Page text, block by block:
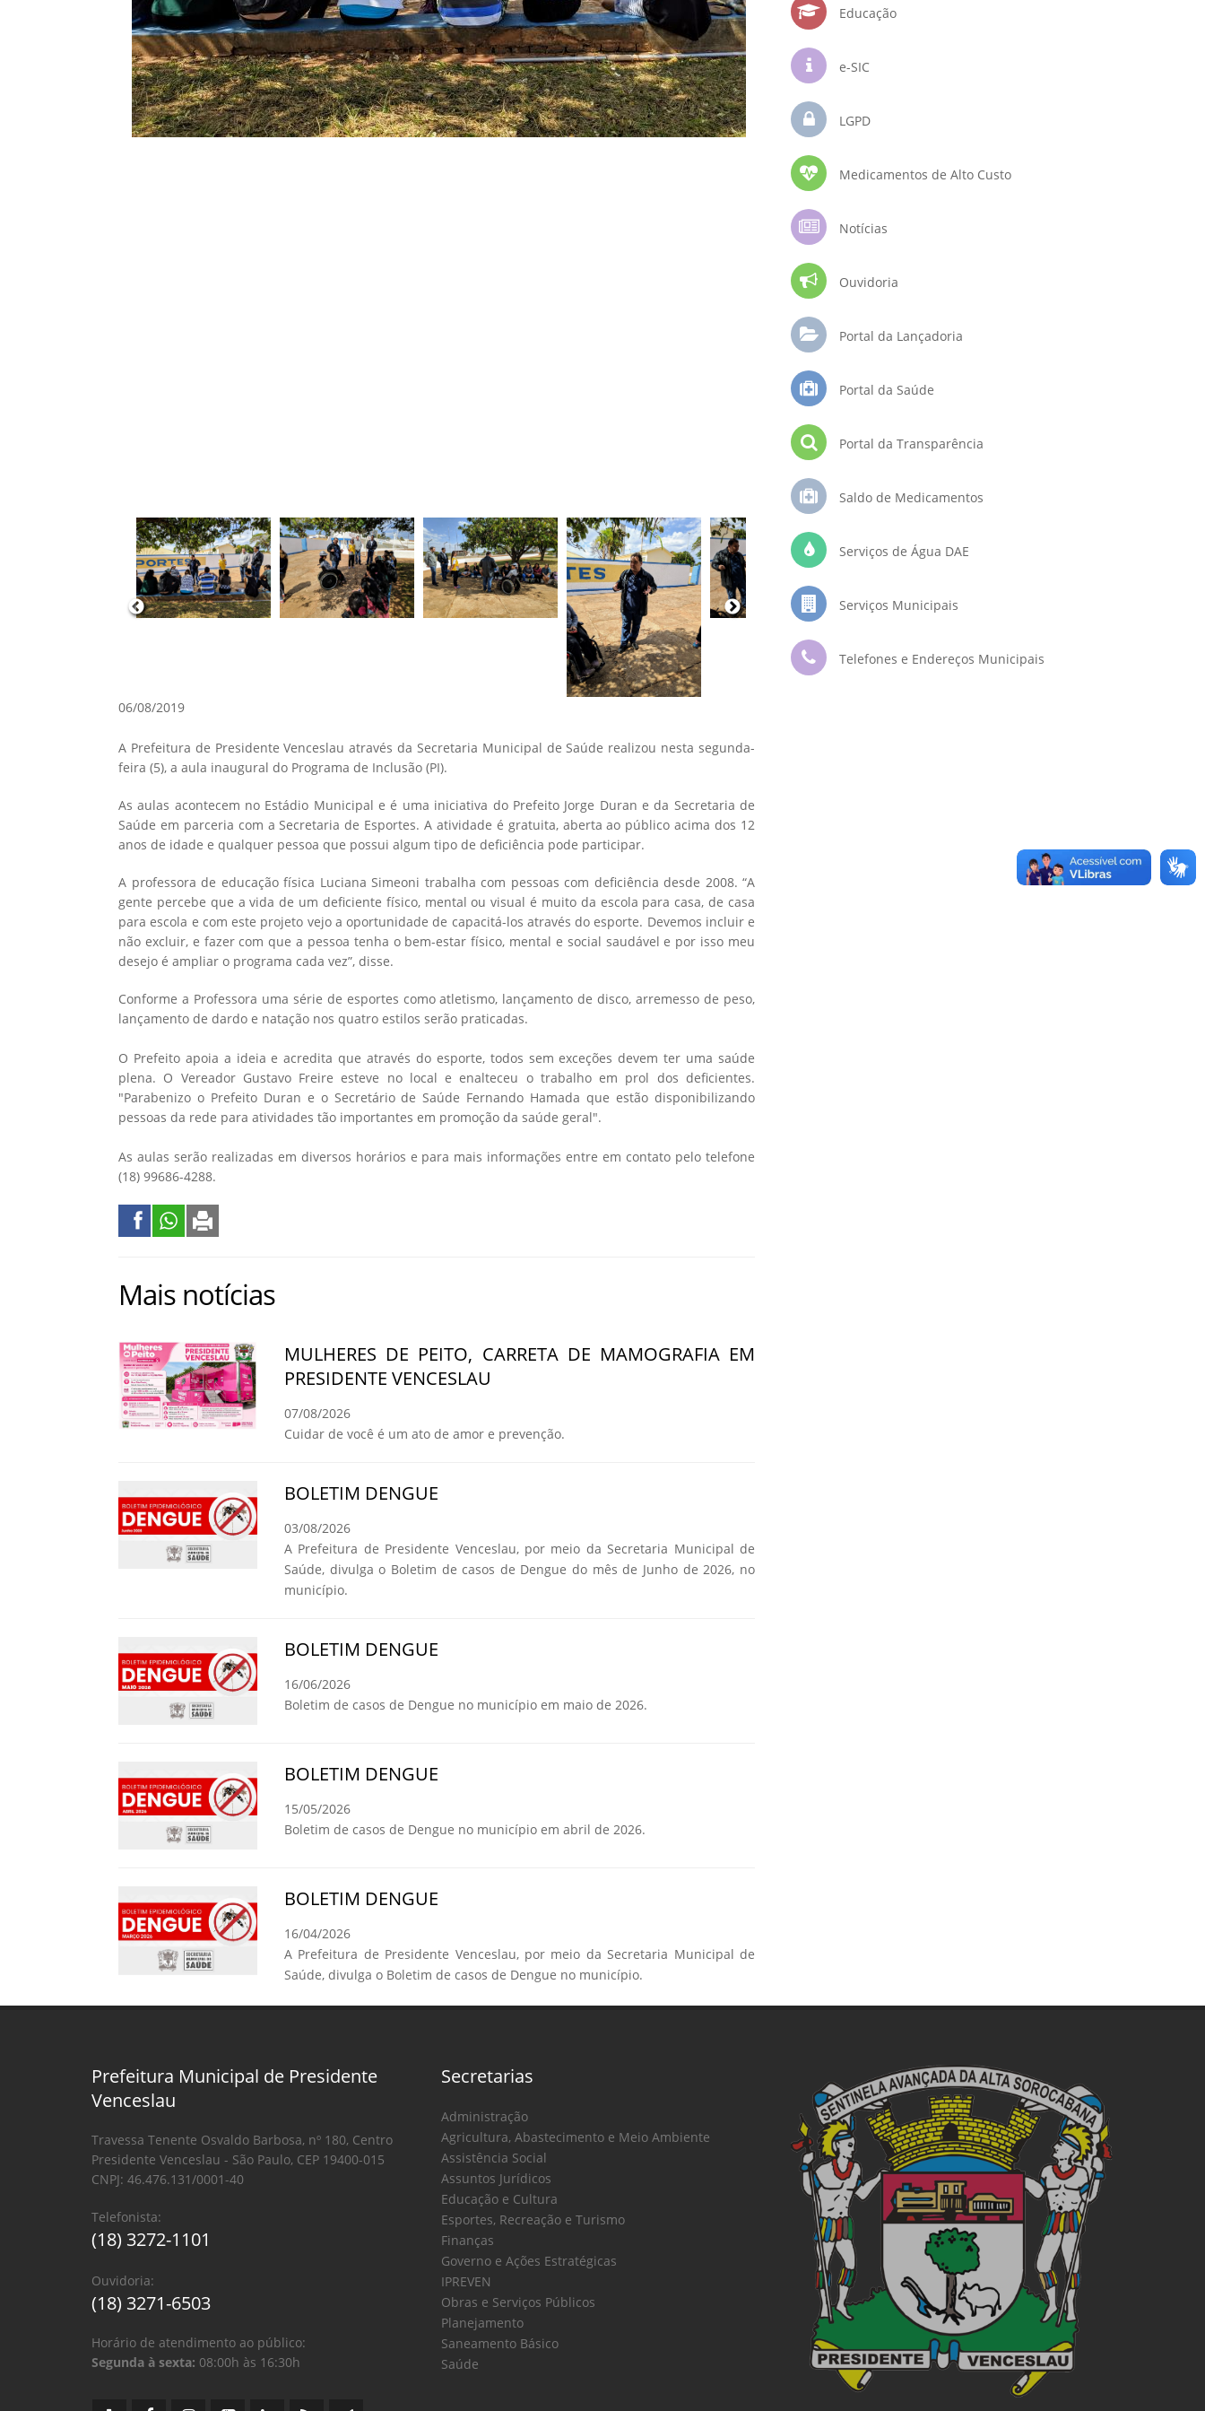
06/08/2019
A Prefeitura de Presidente Venceslau através da Secretaria Municipal de Saúde realizou nesta segunda-
feira (5), a aula inaugural do Programa de Inclusão (PI).
As aulas acontecem no Estádio Municipal e é uma iniciativa do Prefeito Jorge Duran e da Secretaria de
Saúde em parceria com a Secretaria de Esportes. A atividade é gratuita, aberta ao público acima dos 12
anos de idade e qualquer pessoa que possui algum tipo de deficiência pode participar.
A professora de educação física Luciana Simeoni trabalha com pessoas com deficiência desde 2008. “A
gente percebe que a vida de um deficiente físico, mental ou visual é muito da escola para casa, de casa
para escola e com este projeto vejo a oportunidade de capacitá-los através do esporte. Devemos incluir e
não excluir, e fazer com que a pessoa tenha o bem-estar físico, mental e social saudável e por isso meu
desejo é ampliar o programa cada vez”, disse.
Conforme a Professora uma série de esportes como atletismo, lançamento de disco, arremesso de peso,
lançamento de dardo e natação nos quatro estilos serão praticadas.
O Prefeito apoia a ideia e acredita que através do esporte, todos sem exceções devem ter uma saúde
plena. O Vereador Gustavo Freire esteve no local e enalteceu o trabalho em prol dos deficientes.
"Parabenizo o Prefeito Duran e o Secretário de Saúde Fernando Hamada que estão disponibilizando
pessoas da rede para atividades tão importantes em promoção da saúde geral".
As aulas serão realizadas em diversos horários e para mais informações entre em contato pelo telefone
(18) 99686-4288.
Mais notícias
MULHERES DE PEITO, CARRETA DE MAMOGRAFIA EM
PRESIDENTE VENCESLAU
07/08/2026
Cuidar de você é um ato de amor e prevenção.
BOLETIM DENGUE
03/08/2026
A Prefeitura de Presidente Venceslau, por meio da Secretaria Municipal de
Saúde, divulga o Boletim de casos de Dengue do mês de Junho de 2026, no
município.
BOLETIM DENGUE
16/06/2026
Boletim de casos de Dengue no município em maio de 2026.
BOLETIM DENGUE
15/05/2026
Boletim de casos de Dengue no município em abril de 2026.
BOLETIM DENGUE
16/04/2026
A Prefeitura de Presidente Venceslau, por meio da Secretaria Municipal de
Saúde, divulga o Boletim de casos de Dengue no município.
Educação
e-SIC
LGPD
Medicamentos de Alto Custo
Notícias
Ouvidoria
Portal da Lançadoria
Portal da Saúde
Portal da Transparência
Saldo de Medicamentos
Serviços de Água DAE
Serviços Municipais
Telefones e Endereços Municipais
Prefeitura Municipal de Presidente
Venceslau
Travessa Tenente Osvaldo Barbosa, nº 180, Centro
Presidente Venceslau - São Paulo, CEP 19400-015
CNPJ: 46.476.131/0001-40
Telefonista:
(18) 3272-1101
Ouvidoria:
(18) 3271-6503
Horário de atendimento ao público:
Segunda à sexta: 08:00h às 16:30h
Secretarias
Administração
Agricultura, Abastecimento e Meio Ambiente
Assistência Social
Assuntos Jurídicos
Educação e Cultura
Esportes, Recreação e Turismo
Finanças
Governo e Ações Estratégicas
IPREVEN
Obras e Serviços Públicos
Planejamento
Saneamento Básico
Saúde